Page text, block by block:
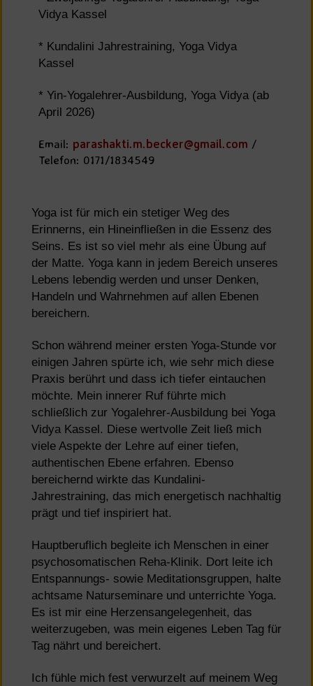
Vidya Kassel
* Kundalini Jahrestraining, Yoga Vidya
Kassel
* Yin-Yogalehrer-Ausbildung, Yoga Vidya (ab
April 2026)
Email: parashakti.m.becker@gmail.com /
Telefon: 0171/1834549
Yoga ist für mich ein stetiger Weg des
Erinnerns, ein Hineinfließen in die Essenz des
Seins. Es ist so viel mehr als eine Übung auf
der Matte. Yoga kann in jedem Bereich unseres
Lebens lebendig werden und unser Denken,
Handeln und Wahrnehmen auf allen Ebenen
bereichern.
Schon während meiner ersten Yoga-Stunde vor
einigen Jahren spürte ich, wie sehr mich diese
Praxis berührt und dass ich tiefer eintauchen
möchte. Mein innerer Ruf führte mich
schließlich zur Yogalehrer-Ausbildung bei Yoga
Vidya Kassel. Diese wertvolle Zeit ließ mich
viele Aspekte der Lehre auf einer tiefen,
authentischen Ebene erfahren. Ebenso
bereichernd wirkte das Kundalini-
Jahrestraining, das mich energetisch nachhaltig
prägt und tief inspiriert hat.
Hauptberuflich begleite ich Menschen in einer
psychosomatischen Reha-Klinik. Dort leite ich
Entspannungs- sowie Meditationsgruppen, halte
achtsame Naturseminare und unterrichte Yoga.
Es ist mir eine Herzensangelegenheit, das
weiterzugeben, was mein eigenes Leben Tag für
Tag nährt und bereichert.
Ich fühle mich fest verwurzelt auf meinem Weg